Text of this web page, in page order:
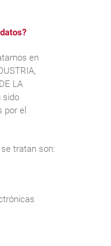
en
LA
sido
por el
tratan son: